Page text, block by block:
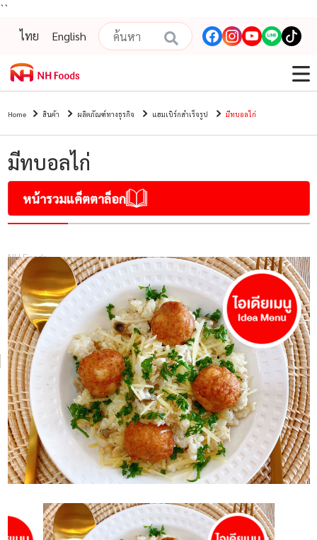
``
ไทย
English
Home สินค้า ผลิตภัณฑ์ทางธุรกิจ แฮมเบิร์กสำเร็จรูป มีทบอลไก่
มีทบอลไก่
หน้ารวมแค็ตตาล็อก
NH Foods